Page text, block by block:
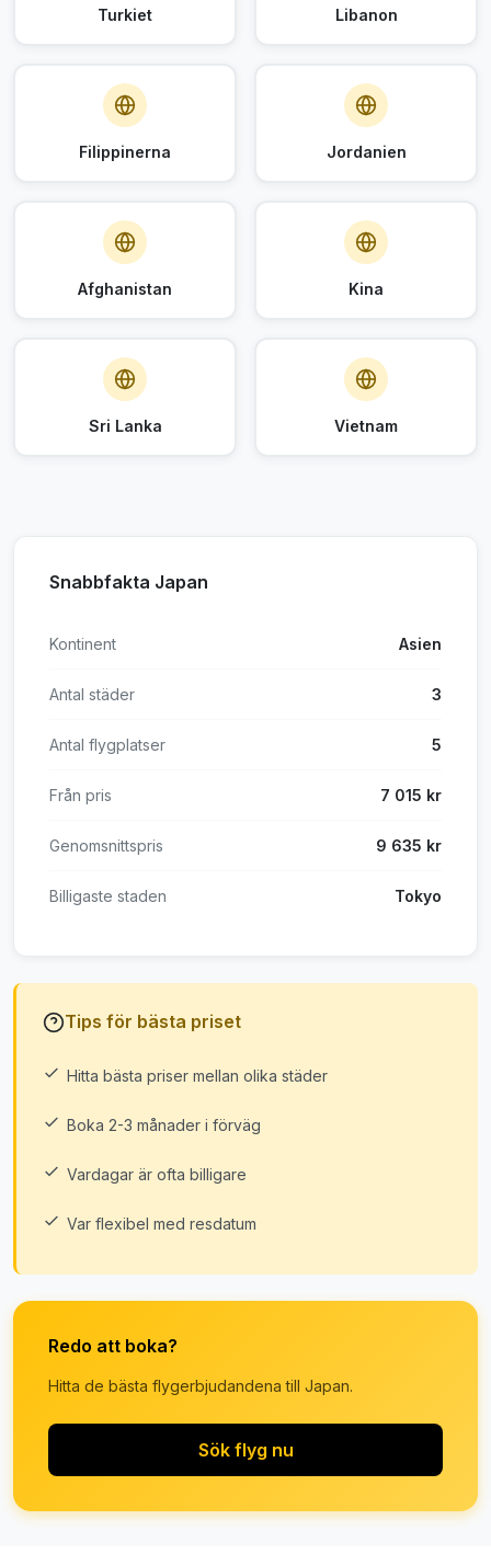
Turkiet Libanon
Filippinerna Jordanien
Afghanistan Kina
Sri Lanka Vietnam
Snabbfakta Japan
Kontinent Asien
Antal städer 3
Antal flygplatser 5
Från pris 7 015 kr
Genomsnittspris 9 635 kr
Billigaste staden Tokyo
Tips för bästa priset
Hitta bästa priser mellan olika städer
Boka 2-3 månader i förväg
Vardagar är ofta billigare
Var flexibel med resdatum
Redo att boka?
Hitta de bästa flygerbjudandena till Japan.
Sök flyg nu